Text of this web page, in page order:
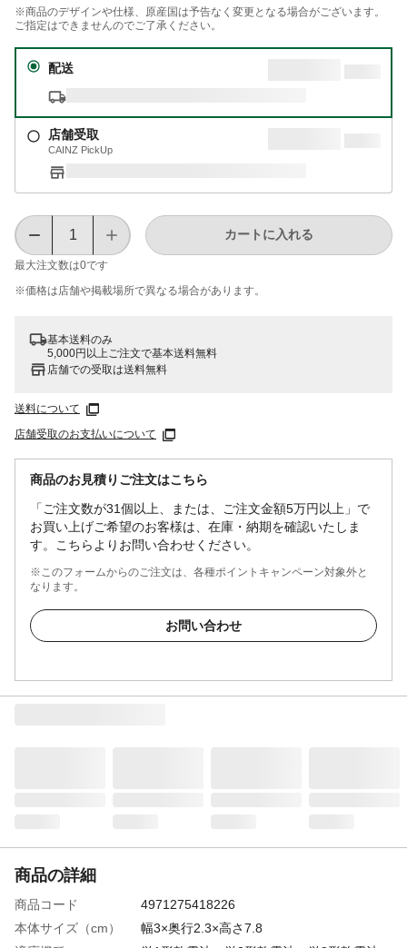
※商品のデザインや仕様、原産国は予告なく変更となる場合がございます。
ご指定はできませんのでご了承ください。
配送
店舗受取
CAINZ PickUp
最大注文数は0です
カートに入れる
※価格は​店舗や​掲載場所で​異なる​場合が​あります。
基本送料のみ
5,000円以上ご注文で基本送料無料
店舗での受取は送料無料
送料について
店舗受取のお支払いについて
商品のお見積りご注文はこちら
「ご注文数が31個以上、または、ご注文金額5万円以上」で
お買い上げご希望のお客様は、在庫・納期を確認いたしま
す。こちらよりお問い合わせください。
※このフォームからのご注文は、各種ポイントキャンペーン対象外と
なります。
お問い合わせ
商品の詳細
商品コード
4971275418226
本体サイズ（cm）
幅3×奥行2.3×高さ7.8